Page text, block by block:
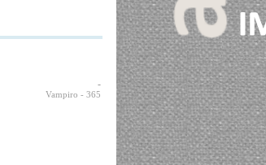
-
Vampiro - 365